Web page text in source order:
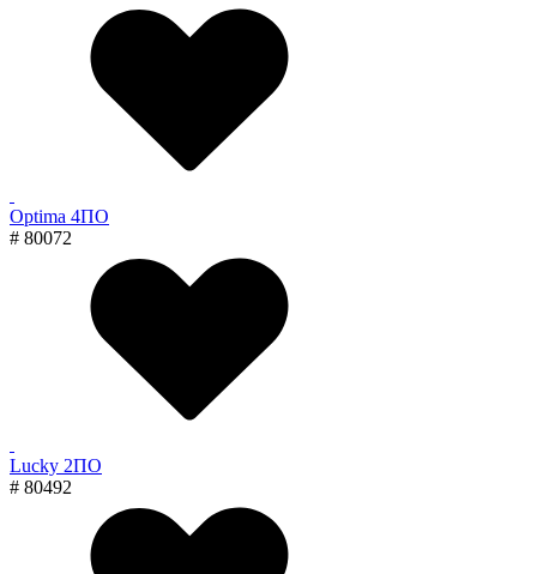
Optima 4ПО
# 80072
Lucky 2ПО
# 80492